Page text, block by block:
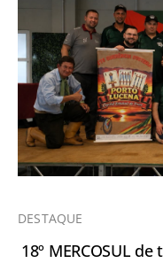
DESTAQUE
18º MERCOSUL